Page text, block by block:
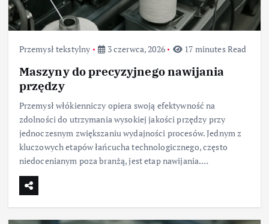
Przemysł tekstylny 3 czerwca, 2026 17 minutes Read
Maszyny do precyzyjnego nawijania
przędzy
Przemysł włókienniczy opiera swoją efektywność na
zdolności do utrzymania wysokiej jakości przędzy przy
jednoczesnym zwiększaniu wydajności procesów. Jednym z
kluczowych etapów łańcucha technologicznego, często
niedocenianym poza branżą, jest etap nawijania.…